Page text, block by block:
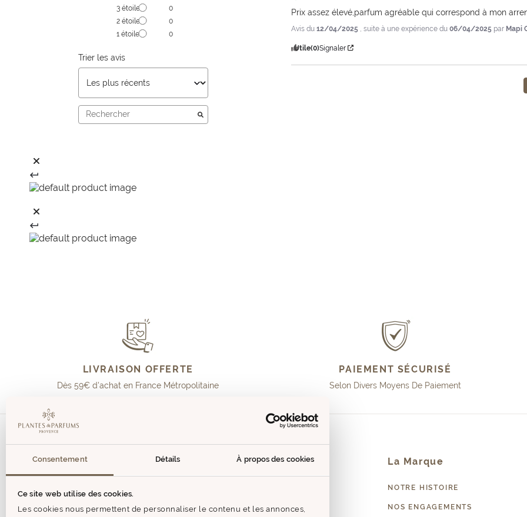
Consentement Détails À propos des cookies
Ce site web utilise des cookies.
Les cookies nous permettent de personnaliser le contenu et les annonces,
3 étoiles
0
2 étoiles
0
1 étoile 0
Trier les avis
Prix assez élevé,parfum agréable qui correspond à mon
Avis du 12/04/2025 , suite à une expérience du 06/04/2025 par Mapi
Utile(0)Signaler
LIVRAISON OFFERTE
Dès 59€ d'achat en France Métropolitaine
PAIEMENT SÉCURISÉ
Selon Divers Moyens De Paiement
Aide & Contact
JE SUIS PROFESSIONNEL
La Marque
NOTRE HISTOIRE
NOS ENGAGEMENTS